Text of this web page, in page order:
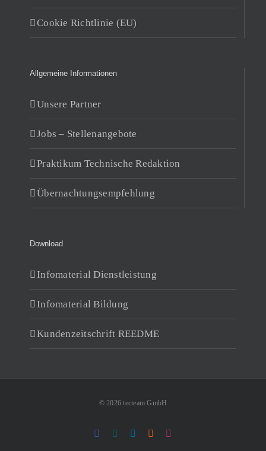
Cookie Richtlinie (EU)
Allgemeine Informationen
Unsere Partner
Jobs – Stellenangebote
Praktikum Technische Redaktion
Übernachtungsempfehlung
Download
Infomaterial Dienstleistung
Infomaterial Bildung
Kundenzeitschrift REEDME
© 2026 tecteam GmbH
Facebook
Xing LinkedIn
Rss